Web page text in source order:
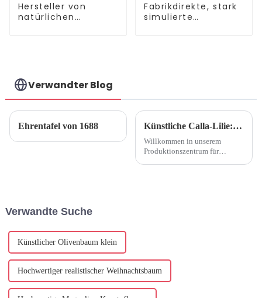
Hersteller von
natürlichen
Fabrikdirekte, stark
simulierte
Verwandter Blog
Ehrentafel von 1688 Künstliche Calla-Lilie: Ein Blick in die Produktionsfabrik9
Willkommen in unserem
Produktionszentrum für
Verwandte Suche
Künstlicher Olivenbaum klein
Hochwertiger realistischer Weihnachtsbaum